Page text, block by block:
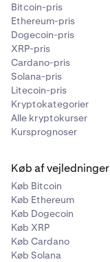
Bitcoin-pris
Ethereum-pris
Dogecoin-pris
XRP-pris
Cardano-pris
Solana-pris
Litecoin-pris
Kryptokategorier
Alle kryptokurser
Kursprognoser
Køb af vejledninger
Køb Bitcoin
Køb Ethereum
Køb Dogecoin
Køb XRP
Køb Cardano
Køb Solana